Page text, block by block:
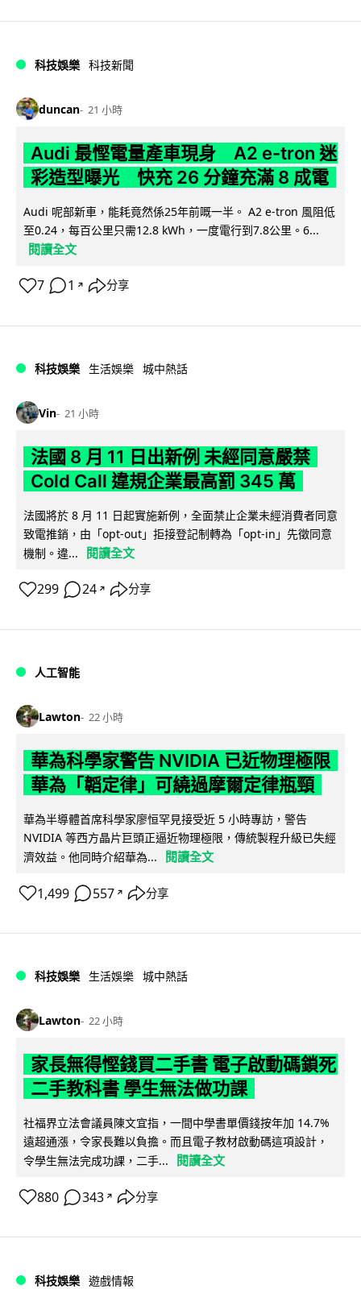
科技娛樂 科技新聞
duncan 21 小時
Audi 最慳電量產車現身 A2 e-tron 迷
彩造型曝光 快充 26 分鐘充滿 8 成電
Audi 呢部新車，能耗竟然係25年前嘅一半。 A2 e-tron 風阻低
至0.24，每百公里只需12.8 kWh，一度電行到7.8公里。6...
閱讀全文
7 1 ↗ 分享
科技娛樂 生活娛樂 城中熱話
Vin 21 小時
法國 8 月 11 日出新例 未經同意嚴禁
Cold Call 違規企業最高罰 345 萬
法國將於 8 月 11 日起實施新例，全面禁止企業未經消費者同意
致電推銷，由「opt-out」拒接登記制轉為「opt-in」先徵同意
機制。違...
閱讀全文
299 24 ↗ 分享
人工智能
Lawton 22 小時
華為科學家警告 NVIDIA 已近物理極限
華為「韜定律」可繞過摩爾定律瓶頸
華為半導體首席科學家廖恒罕見接受近 5 小時專訪，警告
NVIDIA 等西方晶片巨頭正逼近物理極限，傳統製程升級已失經
濟效益。他同時介紹華為...
閱讀全文
1,499 557 ↗ 分享
科技娛樂 生活娛樂 城中熱話
Lawton 22 小時
家長無得慳錢買二手書 電子啟動碼鎖死
二手教科書 學生無法做功課
社福界立法會議員陳文宜指，一間中學書單價錢按年加 14.7%
遠超通漲，令家長難以負擔。而且電子教材啟動碼這項設計，
令學生無法完成功課，二手...
閱讀全文
880 343 ↗ 分享
科技娛樂 遊戲情報